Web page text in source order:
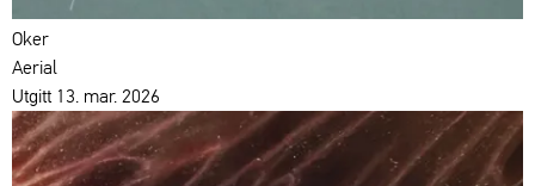
Oker
Aerial
Utgitt 13. mar. 2026